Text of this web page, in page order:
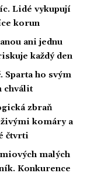
Lidé vykupují
korun
ani jednu
každý den
ho svým
chválit
zbraň
komáry a
čtvrti
malých
Konkurence